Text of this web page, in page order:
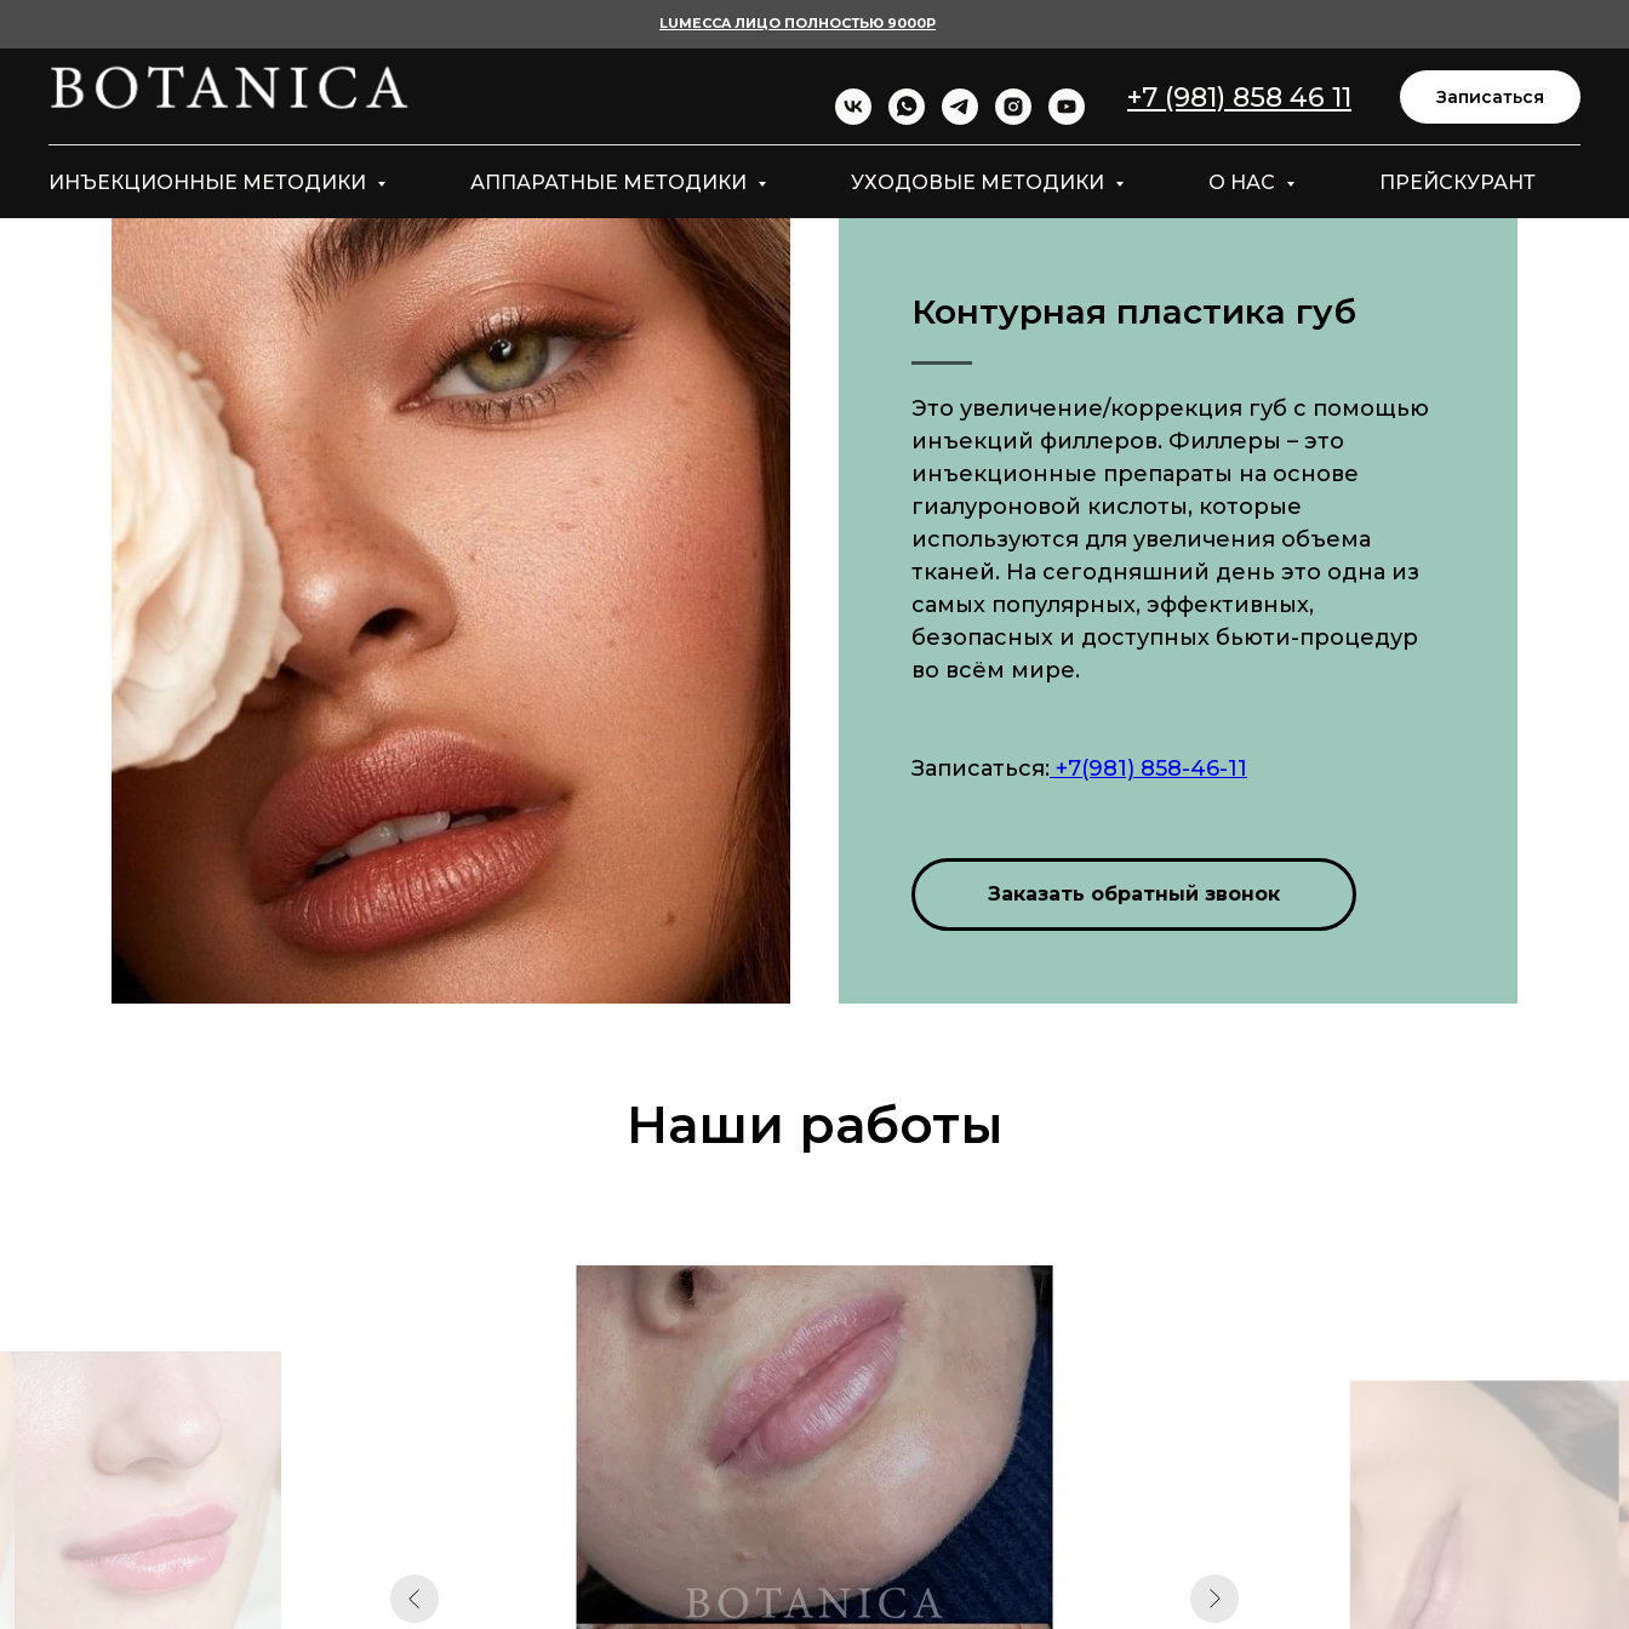
LUMECCA ЛИЦО ПОЛНОСТЬЮ 9000Р
+7 (981) 858 46 11 Записаться
ИНЪЕКЦИОННЫЕ МЕТОДИКИ АППАРАТНЫЕ МЕТОДИКИ УХОДОВЫЕ МЕТОДИКИ О НАС ПРЕЙСКУРАНТ
Контурная пластика губ
Это увеличение/коррекция губ с помощью
инъекций филлеров. Филлеры – это
инъекционные препараты на основе
гиалуроновой кислоты, которые
используются для увеличения объема
тканей. На сегодняшний день это одна из
самых популярных, эффективных,
безопасных и доступных бьюти-процедур
во всём мире.
Записаться: +7(981) 858-46-11
Заказать обратный звонок
Наши работы